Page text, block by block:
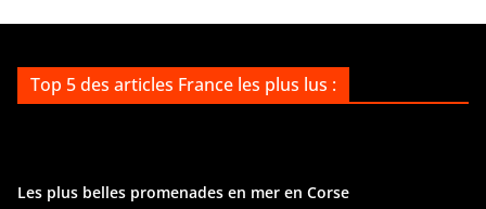
Top 5 des articles France les plus lus :
Les plus belles promenades en mer en Corse